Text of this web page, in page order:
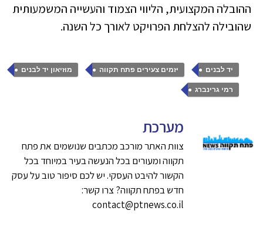
ההובלה המקצועית, הליווי הצמוד והעשייה המשמעותית
שהובילה להצלחת הפרויקט לאורך כל השנה.
יד לבנים , יזמים צעירים פתח תקווה , מוזיאון יד לבנים ,
רמי גרינברג
מערכת
צוות האתר מורכב מכתבים שנושמים את פתח
תקווה ומעורים בכל הנעשה בעיר במיוחד בכל
הקשור להיבט העסקי. יש לכם סיפור טוב על עסק
חדש בפתח תקווה? צרו קשר:
contact@ptnews.co.il